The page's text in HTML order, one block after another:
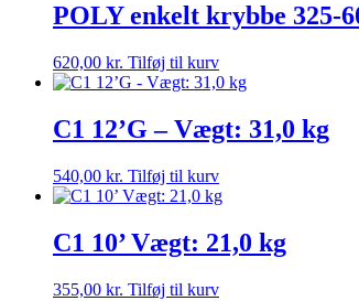
POLY enkelt krybbe 325-
620,00 kr. Tilføj til kurv
C1 12’G – Vægt: 31,0 kg
540,00 kr. Tilføj til kurv
C1 10’ Vægt: 21,0 kg
355,00 kr. Tilføj til kurv